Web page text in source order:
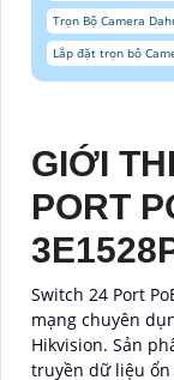
Trọn Bộ Camera
Lắp đặt trọn bộ
GIỚI
PORT
Switch 24 Port
mạng chuyên
Hikvision. Sản
truyền dữ liệu ổn